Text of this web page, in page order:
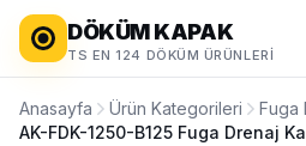
DÖKÜM KAPAK
TS EN 124 DÖKÜM ÜRÜNLERI
Anasayfa Ürün Kategorileri
Fuga
AK-FDK-1250-B125 Fuga Drenaj